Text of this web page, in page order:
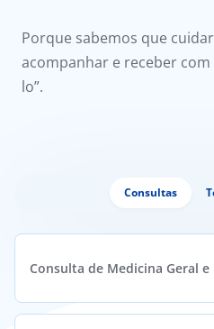
Porque sabemos que
acompanhar e receber com
lo”.
Consultas
Consulta de Medicina Geral e